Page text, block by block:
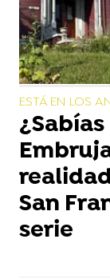
ESTÁ EN LOS
San
serie